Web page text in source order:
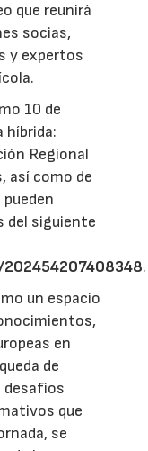
que reunirá
socias,
y expertos
10 de
híbrida:
Regional
así como de
del siguiente
.
un espacio
en
de
desafíos
que
se